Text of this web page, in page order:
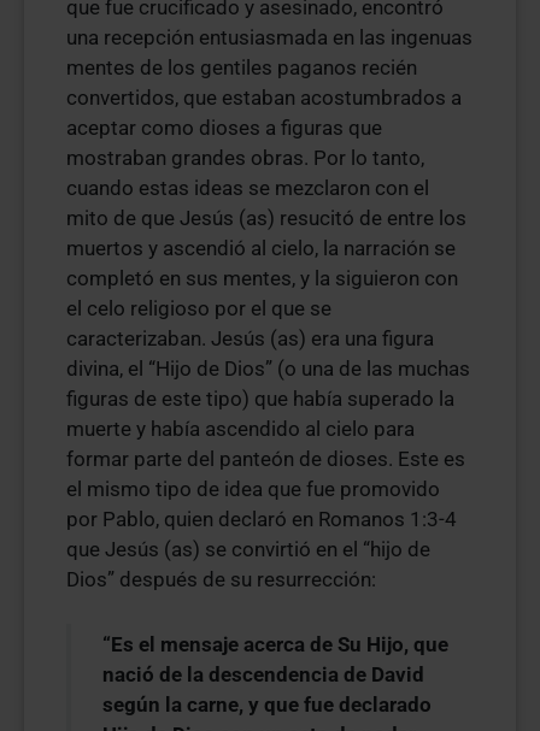
que fue crucificado y asesinado, encontró
una recepción entusiasmada en las ingenuas
mentes de los gentiles paganos recién
convertidos, que estaban acostumbrados a
aceptar como dioses a figuras que
mostraban grandes obras. Por lo tanto,
cuando estas ideas se mezclaron con el
mito de que Jesús (as) resucitó de entre los
muertos y ascendió al cielo, la narración se
completó en sus mentes, y la siguieron con
el celo religioso por el que se
caracterizaban. Jesús (as) era una figura
divina, el “Hijo de Dios” (o una de las muchas
figuras de este tipo) que había superado la
muerte y había ascendido al cielo para
formar parte del panteón de dioses. Este es
el mismo tipo de idea que fue promovido
por Pablo, quien declaró en Romanos 1:3-4
que Jesús (as) se convirtió en el “hijo de
Dios” después de su resurrección:
“Es el mensaje acerca de Su Hijo, que
nació de la descendencia de David
según la carne, y que fue declarado